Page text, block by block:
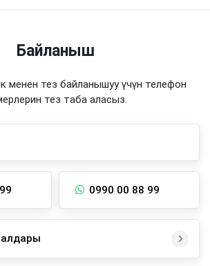
Байланыш
менен тез байланышуу үчүн телефон
тез таба аласыз.
0990 00 88 99